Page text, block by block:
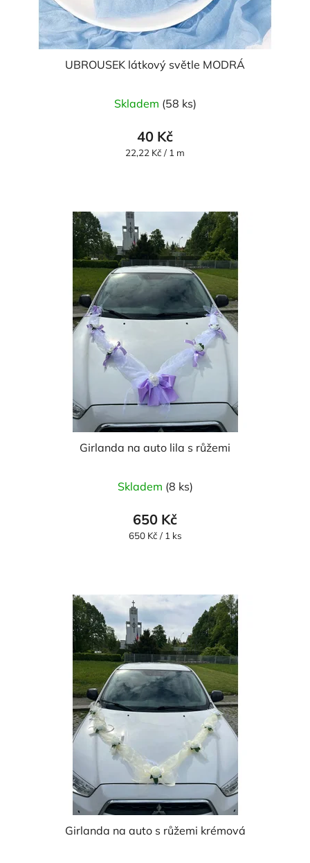
UBROUSEK látkový světle MODRÁ
Skladem (58 ks)
40 Kč
Měrná
22,22 Kč / 1 m
Girlanda na auto lila s růžemi
hodnocení
produktu
je
hvězdiček.
Skladem (8 ks)
650 Kč
Měrná
650 Kč / 1 ks
Girlanda na auto s růžemi krémová